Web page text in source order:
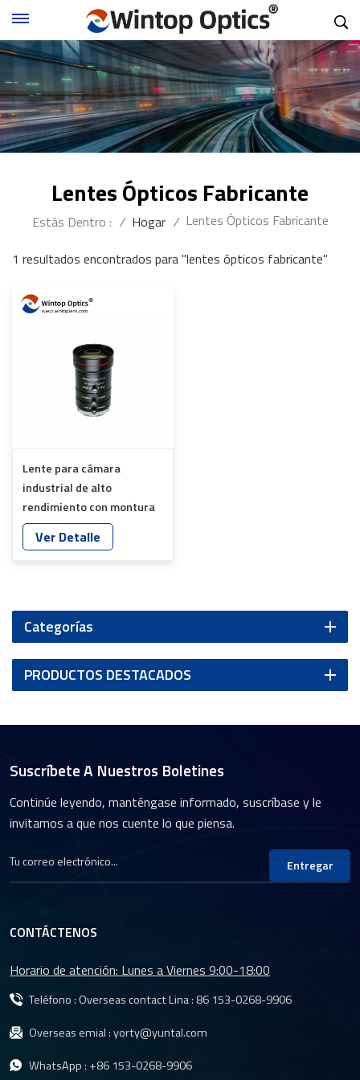
Lentes Ópticos Fabricante
Estás Dentro : / Hogar / Lentes Ópticos Fabricante
1 resultados encontrados para "lentes ópticos fabricante"
Lente para cámara
industrial de alto
rendimiento con montura
C de 8 MP y 4K YT-4874
Ver Detalle
Categorías
PRODUCTOS DESTACADOS
Suscríbete A Nuestros Boletines
Continúe leyendo, manténgase informado, suscríbase y le
invitamos a que nos cuente lo que piensa.
Entregar
CONTÁCTENOS
Horario de atención: Lunes a Viernes 9:00-18:00
Teléfono : Overseas contact Lina : 86 153-0268-9906
Overseas emial :yorty@yuntal.com
WhatsApp : +86 153-0268-9906